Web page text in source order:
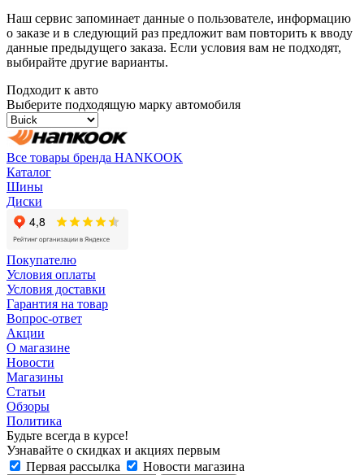
Наш сервис запоминает данные о пользователе, информацию
о заказе и в следующий раз предложит вам повторить к вводу
данные предыдущего заказа. Если условия вам не подходят,
выбирайте другие варианты.
Подходит к авто
Выберите подходящую марку автомобиля
Все товары бренда HANKOOK
Каталог
Шины
Диски
Покупателю
Условия оплаты
Условия доставки
Гарантия на товар
Вопрос-ответ
Акции
О магазине
Новости
Магазины
Статьи
Обзоры
Политика
Будьте всегда в курсе!
Узнавайте о скидках и акциях первым
Первая рассылка
Новости магазина